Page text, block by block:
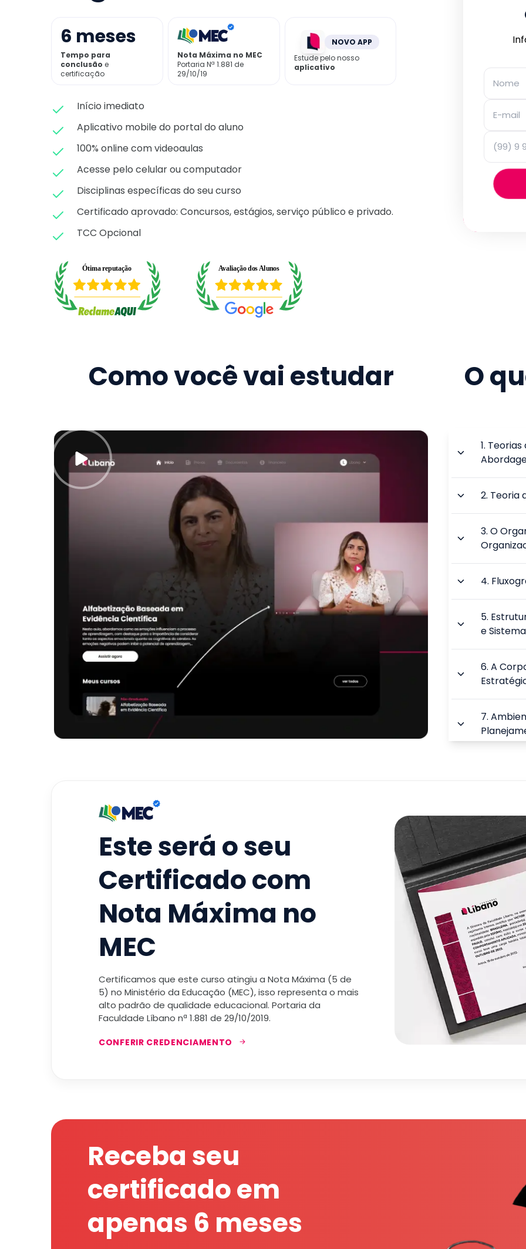
6 meses
Tempo para
conclusão e
certificação
Nota Máxima no MEC
Portaria Nª 1.881 de
29/10/19
NOVO APP
Estude pelo nosso
aplicativo
Início imediato
Aplicativo mobile do portal do aluno
100% online com videoaulas
Acesse pelo celular ou computador
Disciplinas específicas do seu curso
Certificado aprovado: Concursos, estágios, serviço público e privado.
TCC Opcional
Como você vai estudar O
1. Teorias
2. Teoria
3.O
4.
5.
e
6.A
7.
9.Gestão
Carreiras
TOTAL:
Este será o seu
Certificado com
Nota Máxima no
MEC
Certificamos que este curso atingiu a Nota Máxima (5 de
5) no Ministério da Educação (MEC), isso representa o mais
alto padrão de qualidade educacional. Portaria da
Faculdade Líbano nª 1.881 de 29/10/2019.
CONFERIR CREDENCIAMENTO
Receba seu
certificado em
apenas 6 meses